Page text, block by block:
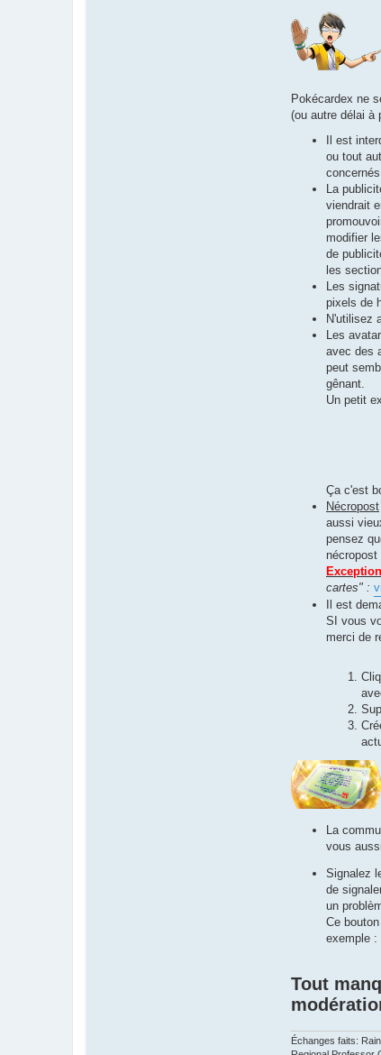
Pokécardex ne
(ou autre délai à
Il est
ou tout
La
viendrait
modifier
de
les
Les
pixels de
N'utilisez
Les
avec des
peut
gênant.
Un petit
Ça c'est
Nécropost
aussi
pensez
Exception
cartes" :
Il est
SI vous
merci de
La
vous
Signalez
de
un
Ce
exemple :
Tout
Échanges faits: